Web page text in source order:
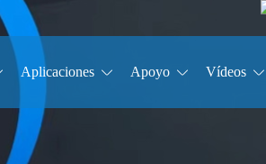
Aplicaciones Apoyo Vídeos